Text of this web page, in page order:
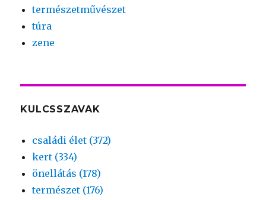
természetművészet
túra
zene
KULCSSZAVAK
családi élet (372)
kert (334)
önellátás (178)
természet (176)